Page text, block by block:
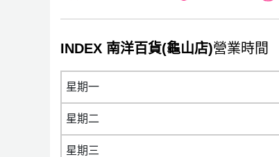
INDEX 南洋百貨(龜山店)營業時間
星期一
星期二
星期三